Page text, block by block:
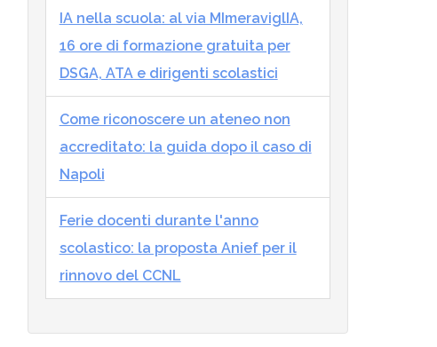
IA nella scuola: al via MImeraviglIA,
16 ore di formazione gratuita per
DSGA, ATA e dirigenti scolastici
Come riconoscere un ateneo non
accreditato: la guida dopo il caso di
Napoli
Ferie docenti durante l'anno
scolastico: la proposta Anief per il
rinnovo del CCNL